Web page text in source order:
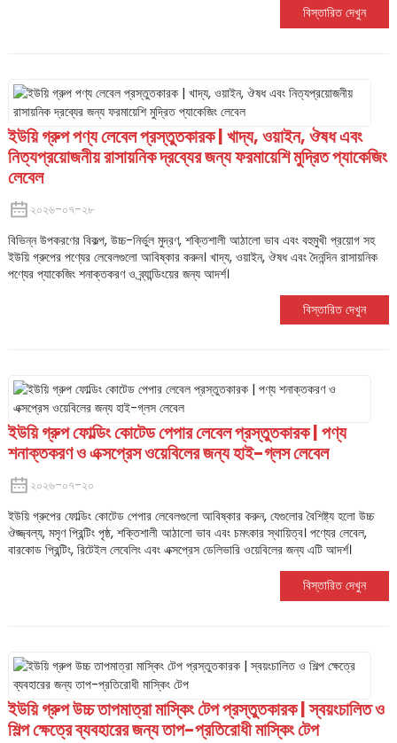
বিস্তারিত দেখুন
ইউয়ি গ্রুপ পণ্য লেবেল প্রস্তুতকারক | খাদ্য, ওয়াইন, ঔষধ এবং
নিত্যপ্রয়োজনীয় রাসায়নিক দ্রব্যের জন্য ফরমায়েশি মুদ্রিত প্যাকেজিং
লেবেল
২০২৬-০৭-২৮
বিভিন্ন উপকরণের বিকল্প, উচ্চ-নির্ভুল মুদ্রণ, শক্তিশালী আঠালো ভাব এবং বহুমুখী প্রয়োগ সহ
ইউয়ি গ্রুপের পণ্যের লেবেলগুলো আবিষ্কার করুন। খাদ্য, ওয়াইন, ঔষধ এবং দৈনন্দিন রাসায়নিক
পণ্যের প্যাকেজিং শনাক্তকরণ ও ব্র্যান্ডিংয়ের জন্য আদর্শ।
বিস্তারিত দেখুন
ইউয়ি গ্রুপ ফোল্ডিং কোটেড পেপার লেবেল প্রস্তুতকারক | পণ্য
শনাক্তকরণ ও এক্সপ্রেস ওয়েবিলের জন্য হাই-গ্লস লেবেল
২০২৬-০৭-২০
ইউয়ি গ্রুপের ফোল্ডিং কোটেড পেপার লেবেলগুলো আবিষ্কার করুন, যেগুলোর বৈশিষ্ট্য হলো উচ্চ
ঔজ্জ্বল্য, মসৃণ প্রিন্টিং পৃষ্ঠ, শক্তিশালী আঠালো ভাব এবং চমৎকার স্থায়িত্ব। পণ্যের লেবেল,
বারকোড প্রিন্টিং, রিটেইল লেবেলিং এবং এক্সপ্রেস ডেলিভারি ওয়েবিলের জন্য এটি আদর্শ।
বিস্তারিত দেখুন
ইউয়ি গ্রুপ উচ্চ তাপমাত্রা মাস্কিং টেপ প্রস্তুতকারক | স্বয়ংচালিত ও
শিল্প ক্ষেত্রে ব্যবহারের জন্য তাপ-প্রতিরোধী মাস্কিং টেপ